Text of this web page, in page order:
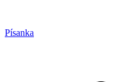
Písanka